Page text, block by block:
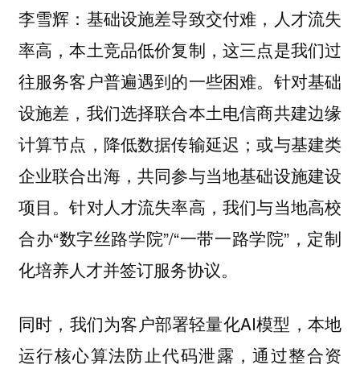
李雪辉：基础设施差导致交付难，人才流失
率高，本土竞品低价复制 ，这三点是我们过
往服务客户普遍遇到的一些困难。针对基础
设施差，我们选择联合本土电信商共建边缘
计算节点，降低数据传输延迟；或与基建类
企业联合出海，共同参与当地基础设施建设
项目。针对人才流失率高，我们与当地高校
合办“数字丝路学院”/“一带一路学院”，定制
化培养人才并签订服务协议。
同时，我们为客户部署轻量化AI模型，本地
运行核心算法防止代码泄露，通过整合资